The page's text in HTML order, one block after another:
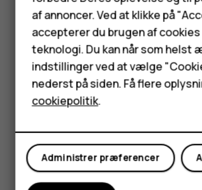
Feature-
Tilbehør
HMD Terra M
Tablets
Min konto
Hvis din tidligere telefon var en
sikkerhedskopiering til din Google-
den, kan du gendanne dine
adgangskoder.
Tryk påIndstillinger>System>
IndstilSikkerhedskopier til Google
af annoncer. Ved at klikke på
accepterer du brugen af
teknologi. Du kan når som helst
indstillinger ved at vælge
nederst på siden. Få flere
cookiepolitik.
Administrer præferencer